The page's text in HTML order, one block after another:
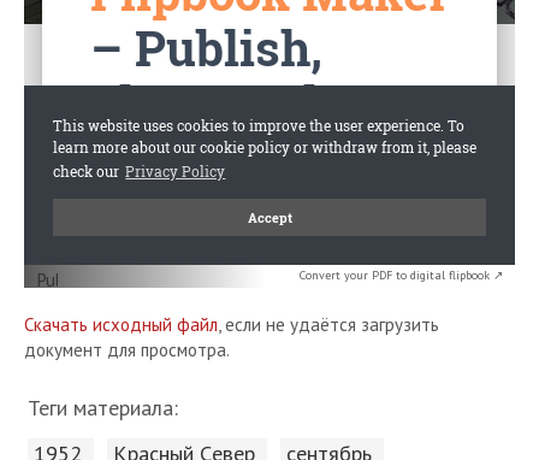
Convert your PDF to digital flipbook ↗
Скачать исходный файл, если не удаётся загрузить
документ для просмотра.
Теги материала:
1952 Красный Cевер сентябрь